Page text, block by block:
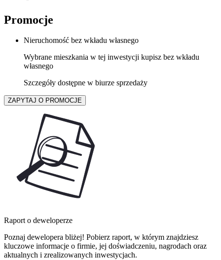
Promocje
Nieruchomość bez wkładu własnego
Wybrane mieszkania w tej inwestycji kupisz bez wkładu
własnego
Szczegóły dostępne w biurze sprzedaży
ZAPYTAJ O PROMOCJE
Raport o deweloperze
Poznaj dewelopera bliżej! Pobierz raport, w którym znajdziesz
kluczowe informacje o firmie, jej doświadczeniu, nagrodach oraz
aktualnych i zrealizowanych inwestycjach.